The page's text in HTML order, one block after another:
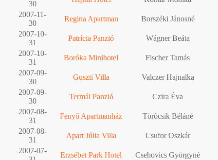
30
2007-11-
30
Regina Apartman
Borszéki Jánosné
2007-10-
31
Patrícia Panzió
Wágner Beáta
2007-10-
31
Boróka Minihotel
Fischer Tamás
2007-09-
30
Guszti Villa
Valczer Hajnalka
2007-09-
30
Termál Panzió
Czira Éva
2007-08-
31
Fenyő Apartmanház
Törõcsik Béláné
2007-08-
31
Apart Júlia Villa
Csufor Oszkár
2007-07-
Erzsébet Park Hotel
Csehovics Györgyné